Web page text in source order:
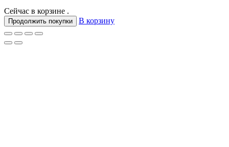
Сейчас в корзине .
Продолжить покупки В корзину